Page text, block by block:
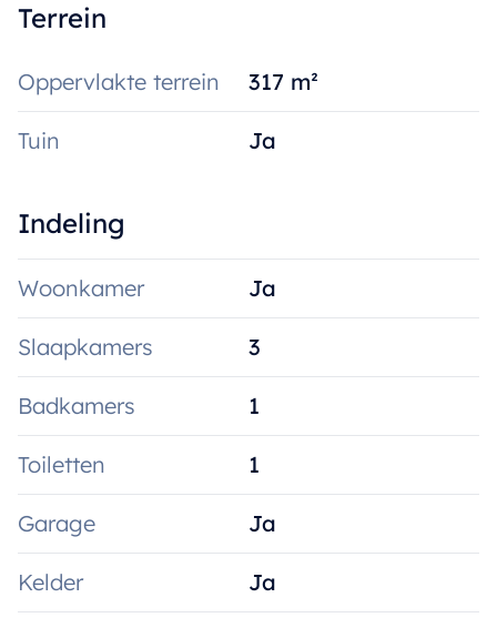
Terrein
Oppervlakte terrein 317 m²
Tuin Ja
Indeling
Woonkamer Ja
Slaapkamers 3
Badkamers 1
Toiletten 1
Garage Ja
Kelder Ja